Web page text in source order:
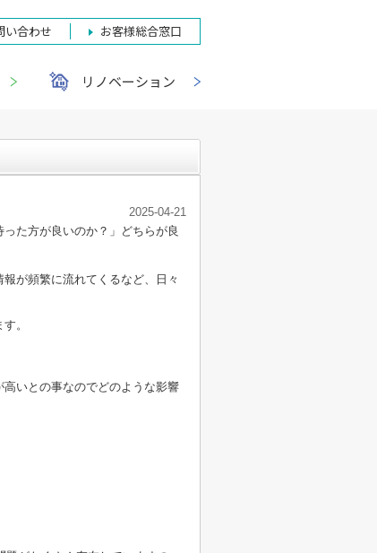
い合わせ お客様総合窓口
リノベーション
2025-04-21
た方が良いのか？」どちらが良
が頻繁に流れてくるなど、日々
。
いとの事なのでどのような影響